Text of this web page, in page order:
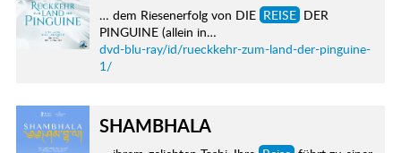
… dem Riesenerfolg von DIE REISE DER
PINGUINE (allein in…
dvd-blu-ray/id/rueckkehr-zum-land-der-pinguine-
1/
SHAMBHALA